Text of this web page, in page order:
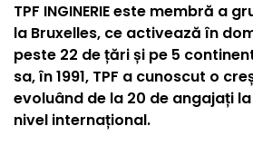
TPF INGINERIE este membră a
la Bruxelles, ce activează în
peste 22 de țări și pe 5
sa, în 1991, TPF a cunoscut o
evoluând de la 20 de angajați
nivel internațional.